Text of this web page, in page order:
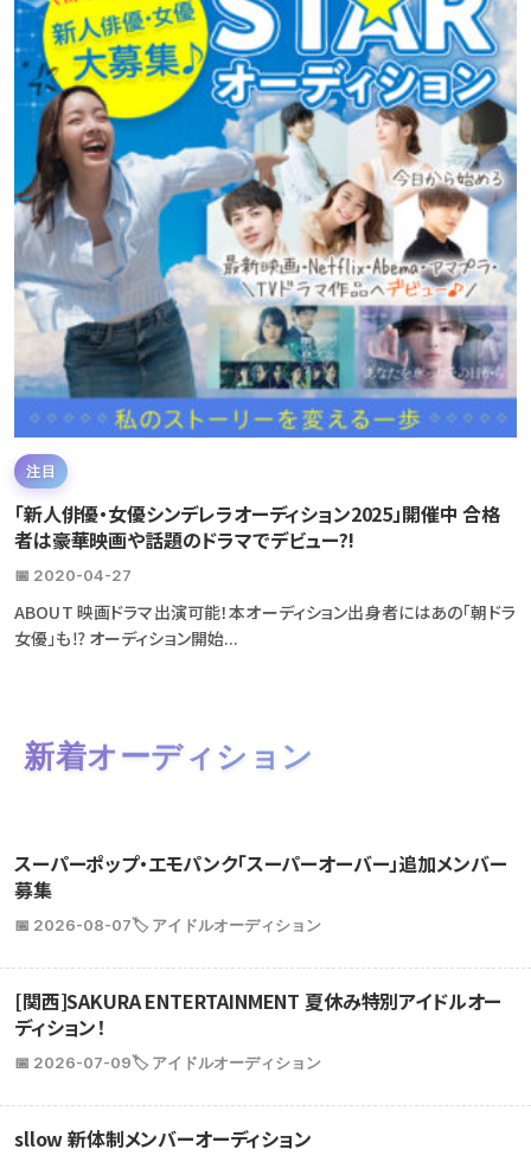
注目
「新人俳優・女優シンデレラオーディション2025」開催中 合格
者は豪華映画や話題のドラマでデビュー?!
📅 2020-04-27
ABOUT 映画ドラマ出演可能！本オーディション出身者にはあの「朝ドラ
女優」も⁉ オーディション開始...
新着オーディション
スーパーポップ・エモパンク「スーパーオーバー」追加メンバー
募集
📅 2026-08-07🏷️ アイドルオーディション
[関西]SAKURA ENTERTAINMENT 夏休み特別アイドルオー
ディション！
📅 2026-07-09🏷️ アイドルオーディション
sllow 新体制メンバーオーディション